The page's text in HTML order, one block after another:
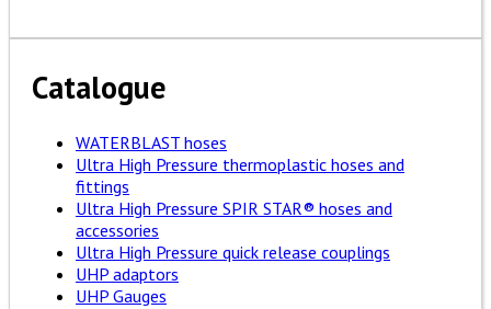
Catalogue
WATERBLAST hoses
Ultra High Pressure thermoplastic hoses and
fittings
Ultra High Pressure SPIR STAR® hoses and
accessories
Ultra High Pressure quick release couplings
UHP adaptors
UHP Gauges